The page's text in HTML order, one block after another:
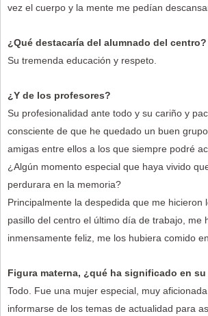
vez el cuerpo y la mente me pedían
¿Qué destacaría del alumnado del centro?
Su tremenda educación y respeto.
¿Y de los profesores?
Su profesionalidad ante todo y su cariño y
consciente de que he quedado un buen
amigas entre ellos a los que siempre podré
¿Algún momento especial que haya vivido
perdurara en la memoria?
Principalmente la despedida que me hicieron
pasillo del centro el último día de trabajo, me
inmensamente feliz, me los hubiera comido
Figura materna, ¿qué ha significado en su
Todo. Fue una mujer especial, muy
informarse de los temas de actualidad para